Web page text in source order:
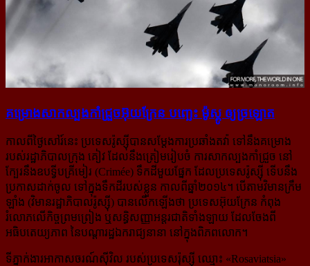
គម្រោង​សាកល្បង​​កាំជ្រួច​អ៊ុយក្រែន បញ្ឆេះ ម៉ូស្គូ ឲ្យ​ច្រឡោត
កាលពីថ្ងៃសៅរ៍នេះ ប្រទេសរ៉ូស្ស៊ីបានសម្ដែងការប្រឆាំងតវ៉ា ទៅនឹងគម្រោង
របស់រដ្ឋាភិបាលក្រុង គៀវ ដែល​នឹងត្រៀមរៀបចំ ការសាកល្បងកាំជ្រួច នៅ
ក្បែរនឹងឧបទ្វីបគ្រីមៀរ (Crimée) ទឹកដីមួយផ្នែក ដែល​ប្រទេស​រ៉ូស្ស៊ី ទើបនឹង
ប្រកាសដាក់ចូល ទៅក្នុងទឹកដីរបស់ខ្លួន កាលពីឆ្នាំ២០១៤។ បើតាមវិមានក្រឹម
ឡាំង (វិមាន​រដ្ឋាភិបាល​រ៉ូស្ស៊ី) បានលើកឡើងថា ប្រទេសអ៊ុយក្រែន កំពុង
រំលោភលើកិច្ចព្រមព្រៀង ឬសន្ធិសញ្ញា​អន្តរជាតិ​ទាំង​ឡាយ ដែលចែងពី
អធិបតេយ្យភាព នៃបណ្ដារដ្ឋឯករាជ្យនានា នៅក្នុងពិភពលោក។
ទីភ្នាក់ងារអាកាសចរណ៍ស៊ីវិល របស់ប្រទេសរ៉ុស្ស៊ី ឈ្មោះ «Rosaviatsia»